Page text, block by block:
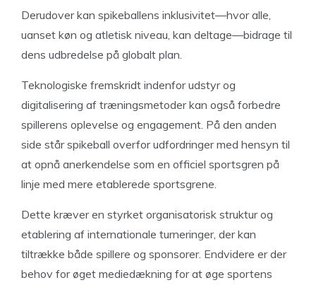
Derudover kan spikeballens inklusivitet—hvor alle,
uanset køn og atletisk niveau, kan deltage—bidrage til
dens udbredelse på globalt plan.
Teknologiske fremskridt indenfor udstyr og
digitalisering af træningsmetoder kan også forbedre
spillerens oplevelse og engagement. På den anden
side står spikeball overfor udfordringer med hensyn til
at opnå anerkendelse som en officiel sportsgren på
linje med mere etablerede sportsgrene.
Dette kræver en styrket organisatorisk struktur og
etablering af internationale turneringer, der kan
tiltrække både spillere og sponsorer. Endvidere er der
behov for øget mediedækning for at øge sportens